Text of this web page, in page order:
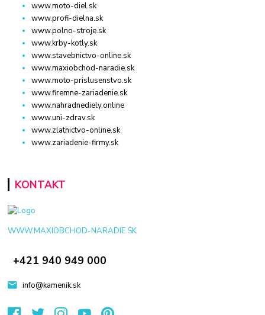
www.moto-diel.sk
www.profi-dielna.sk
www.polno-stroje.sk
www.krby-kotly.sk
www.stavebnictvo-online.sk
www.maxiobchod-naradie.sk
www.moto-prislusenstvo.sk
www.firemne-zariadenie.sk
www.nahradnediely.online
www.uni-zdrav.sk
www.zlatnictvo-online.sk
www.zariadenie-firmy.sk
KONTAKT
WWW.MAXIOBCHOD-NARADIE.SK
+421 940 949 000
info@kamenik.sk